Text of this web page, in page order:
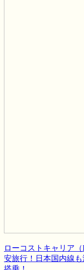
ローコストキャリア
安旅行！日本国内線